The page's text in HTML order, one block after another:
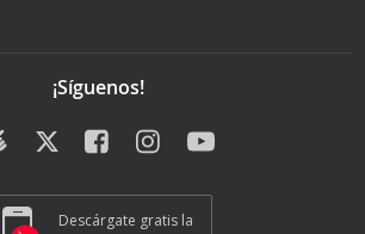
¡Síguenos!
Descárgate gratis la